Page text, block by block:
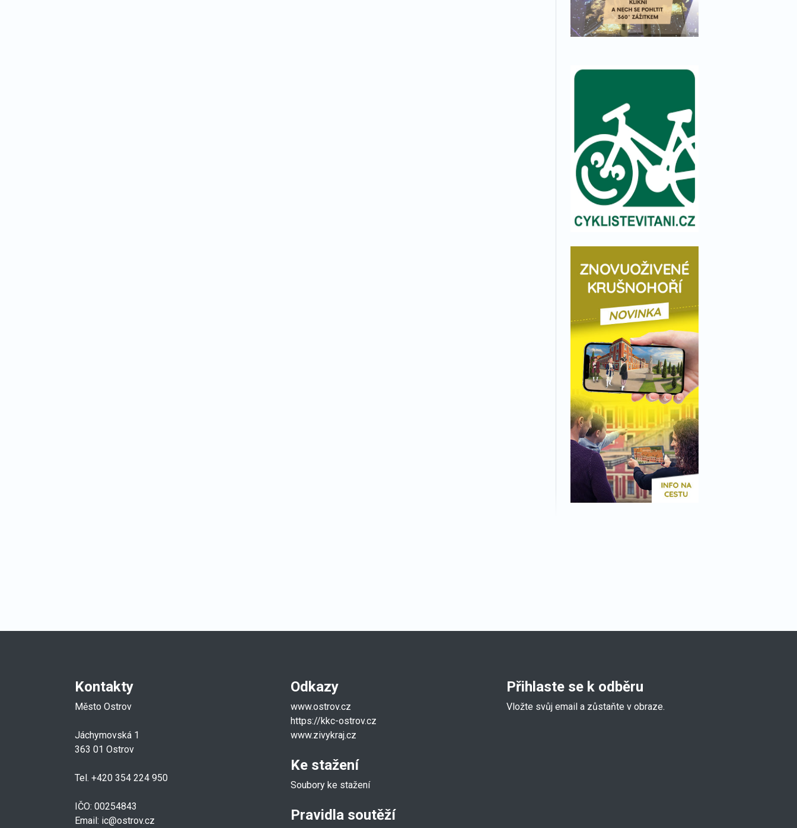
Kontakty
Město Ostrov
Jáchymovská 1
363 01 Ostrov
Tel. +420 354 224 950
IČO: 00254843
Email: ic@ostrov.cz
Odkazy
www.ostrov.cz
https://kkc-ostrov.cz
www.zivykraj.cz
Ke stažení
Soubory ke stažení
Pravidla soutěží
Přihlaste se k odběru
Vložte svůj email a zůstaňte v obraze.